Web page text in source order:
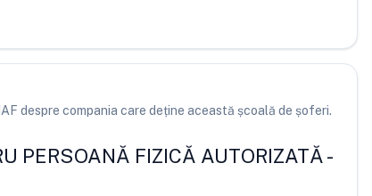
despre compania care deține această școală de șoferi.
PERSOANĂ FIZICĂ AUTORIZATĂ-